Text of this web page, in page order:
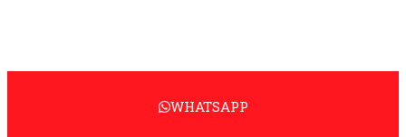
WHATSAPP